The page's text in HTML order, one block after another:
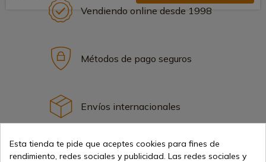
Vendiendo online desde 1998
Métodos de pago seguros
Envíos internacionales
Esta tienda te pide que aceptes cookies para fines de
rendimiento, redes sociales y publicidad. Las redes sociales y